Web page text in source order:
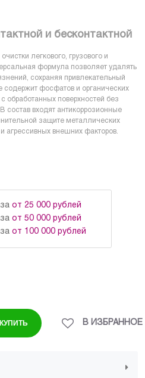
и бесконтактной
легкового, грузового и
формула позволяет удалять
сохраняя привлекательный
содержит фосфатов и органических
обработанных поверхностей без
состав входят антикоррозионные
защите металлических
агрессивных внешних факторов.
от 25 000 рублей
от 50 000 рублей
от 100 000 рублей
КУПИТЬ